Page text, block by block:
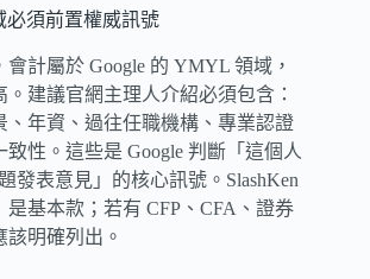
必須前置權威訊號
計屬於 Google 的 YMYL 領域，
建議官網主理人介紹必須包含：
、年資、過往任職機構、專業認證
性。這些是 Google 判斷「這個人
發表意見」的核心訊號。SlashKen
是基本款；若有 CFP、CFA、證券
明確列出。